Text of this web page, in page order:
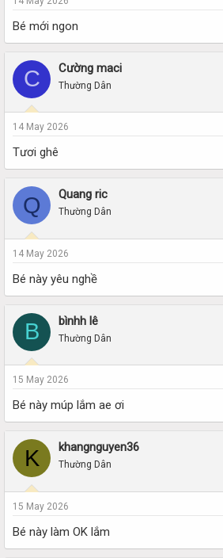
Bé mới ngon
C Cường maci
Thường Dân
14 May 2026
Tươi ghê
Q Quang ric
Thường Dân
14 May 2026
Bé này yêu nghề
B bìnhh lê
Thường Dân
15 May 2026
Bé này múp lắm ae ơi
K khangnguyen36
Thường Dân
15 May 2026
Bé này làm OK lắm